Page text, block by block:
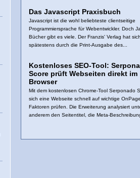
Das Javascript Praxisbuch
Javascript ist die wohl beliebteste clientseitige
Programmiersprache für Webentwickler. Doch
Bücher gibt es viele. Der Franzis' Verlag hat
spätestens durch die Print-Ausgabe des...
Kostenloses SEO-Tool:
Score prüft Webseiten direkt im
Browser
Mit dem kostenlosen Chrome-Tool Serponado
sich eine Webseite schnell auf wichtige
Faktoren prüfen. Die Erweiterung analysiert
anderem den Seitentitel, die Meta-